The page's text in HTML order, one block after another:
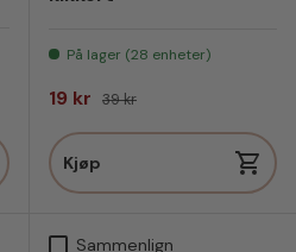
På lager (28 enheter)
Salgspris
19 kr Vanlig pris
39 kr
Kjøp
Sammenlign